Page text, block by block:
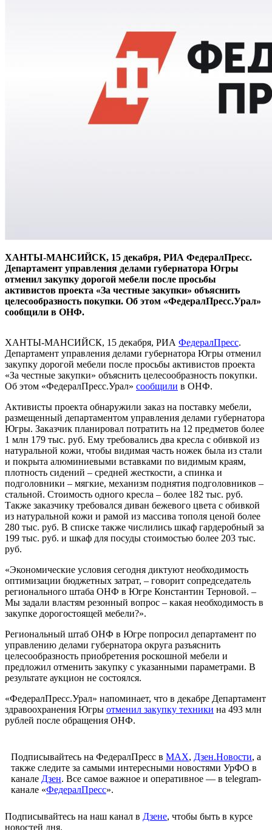
ХАНТЫ-МАНСИЙСК, 15 декабря, РИА ФедералПресс.
Департамент управления делами губернатора Югры
отменил закупку дорогой мебели после просьбы
активистов проекта «За честные закупки» объяснить
целесообразность покупки. Об этом «ФедералПресс.Урал»
сообщили в ОНФ.
ХАНТЫ-МАНСИЙСК, 15 декабря, РИА ФедералПресс.
Департамент управления делами губернатора Югры отменил
закупку дорогой мебели после просьбы активистов проекта
«За честные закупки» объяснить целесообразность покупки.
Об этом «ФедералПресс.Урал» сообщили в ОНФ.
Активисты проекта обнаружили заказ на поставку мебели,
размещенный департаментом управления делами губернатора
Югры. Заказчик планировал потратить на 12 предметов более
1 млн 179 тыс. руб. Ему требовались два кресла с обивкой из
натуральной кожи, чтобы видимая часть ножек была из стали
и покрыта алюминиевыми вставками по видимым краям,
плотность сидений – средней жесткости, а спинка и
подголовники – мягкие, механизм поднятия подголовников –
стальной. Стоимость одного кресла – более 182 тыс. руб.
Также заказчику требовался диван бежевого цвета с обивкой
из натуральной кожи и рамой из массива тополя ценой более
280 тыс. руб. В списке также числились шкаф гардеробный за
199 тыс. руб. и шкаф для посуды стоимостью более 203 тыс.
руб.
«Экономические условия сегодня диктуют необходимость
оптимизации бюджетных затрат, – говорит сопредседатель
регионального штаба ОНФ в Югре Константин Терновой. –
Мы задали властям резонный вопрос – какая необходимость в
закупке дорогостоящей мебели?».
Региональный штаб ОНФ в Югре попросил департамент по
управлению делами губернатора округа разъяснить
целесообразность приобретения роскошной мебели и
предложил отменить закупку с указанными параметрами. В
результате аукцион не состоялся.
«ФедералПресс.Урал» напоминает, что в декабре Департамент
здравоохранения Югры отменил закупку техники на 493 млн
рублей после обращения ОНФ.
Подписывайтесь на ФедералПресс в МАХ, Дзен.Новости, а
также следите за самыми интересными новостями УрФО в
канале Дзен. Все самое важное и оперативное — в telegram-
канале «ФедералПресс».
Подписывайтесь на наш канал в Дзене, чтобы быть в курсе
новостей дня.